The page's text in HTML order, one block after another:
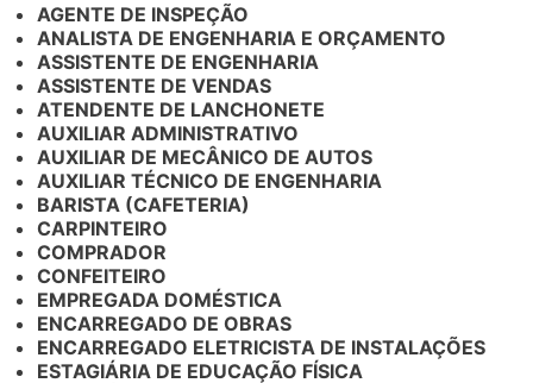
AGENTE DE INSPEÇÃO
ANALISTA DE ENGENHARIA E ORÇAMENTO
ASSISTENTE DE ENGENHARIA
ASSISTENTE DE VENDAS
ATENDENTE DE LANCHONETE
AUXILIAR ADMINISTRATIVO
AUXILIAR DE MECÂNICO DE AUTOS
AUXILIAR TÉCNICO DE ENGENHARIA
BARISTA (CAFETERIA)
CARPINTEIRO
COMPRADOR
CONFEITEIRO
EMPREGADA DOMÉSTICA
ENCARREGADO DE OBRAS
ENCARREGADO ELETRICISTA DE INSTALAÇÕES
ESTAGIÁRIA DE EDUCAÇÃO FÍSICA